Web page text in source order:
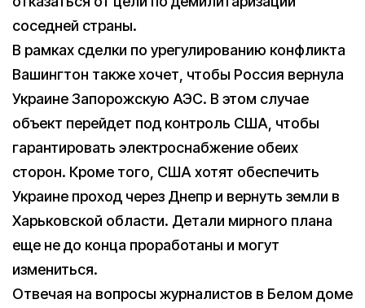
соседней страны.
В рамках сделки по урегулированию конфликта
Вашингтон также хочет, чтобы Россия вернула
Украине Запорожскую АЭС. В этом случае
объект перейдет под контроль США, чтобы
гарантировать электроснабжение обеих
сторон. Кроме того, США хотят обеспечить
Украине проход через Днепр и вернуть земли в
Харьковской области. Детали мирного плана
еще не до конца проработаны и могут
измениться.
Отвечая на вопросы журналистов в Белом доме